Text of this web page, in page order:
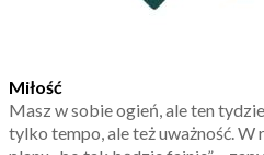
Miłość
Masz w sobie ogień, ale ten
tylko tempo, ale też uważność. W